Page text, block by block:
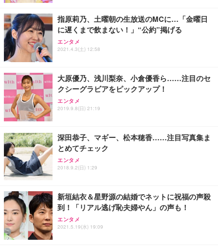
務用 おしゃれ パソコンチェア (ホワイト)
ANDWINT オフィスチェア デスクチェア 肘なし メ
ッシュ 通気性 ランバーサポート付き 腰サポート ガ
ス圧無段階昇降 360度回転 キャスター付き コンパク
【MiniLED/24.5inch/280Hz/FHD】GRAPHT THE S
HOOTER Gaming Monitor 24” Essential ゲーミン
グモニター QD 24.5インチ 1ms FHD 量子ドット 残
アイリスオーヤマ ペットシーツ 超厚型 お徳用 レギ
ュラー 200枚入【Amazon.co.jp限定】
指原莉乃、土曜朝の生放送のMCに…「金曜日
に遅くまで飲まない！」“公約”掲げる
エンタメ
2021.4.3(土) 12:58
大原優乃、浅川梨奈、小倉優香ら……注目のセ
クシーグラビアをピックアップ！
エンタメ
2019.9.8(日) 21:19
深田恭子、マギー、松本穂香……注目写真集ま
とめてチェック
エンタメ
2018.9.2(日) 1:29
新垣結衣＆星野源の結婚でネットに祝福の声殺
到！「リアル逃げ恥夫婦やん」の声も！
エンタメ
2021.5.19(水) 19:09